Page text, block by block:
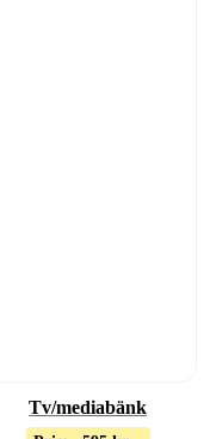
Tv/mediabänk